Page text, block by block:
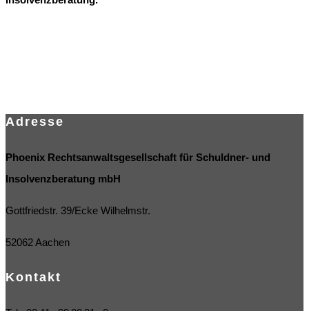
Adresse
Phoenix Rechtsanwaltsgesellschaft für Schuldner- und
Insolvenzberatung mbH
Gottfriedstr. 39/Ecke Wilhelmstr.
52062 Aachen
Kontakt